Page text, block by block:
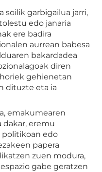
soilik garbigailua jarri,
edo janaria
ere badira
aurrean babesa
bakardadea
diren
gehienetan
dituzte eta ia
emakumearen
dakar, eremu
politikoan edo
papera
zuen modura,
gabe geratzen